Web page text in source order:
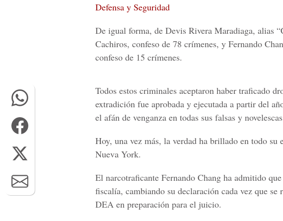
Defensa y Seguridad
De igual forma, de Devis Rivera Maradiaga, alias
Cachiros, confeso de 78 crímenes, y Fernando
confeso de 15 crímenes.
Todos estos criminales aceptaron haber traficado
extradición fue aprobada y ejecutada a partir del
el afán de venganza en todas sus falsas y
Hoy, una vez más, la verdad ha brillado en todo su
Nueva York.
El narcotraficante Fernando Chang ha admitido
fiscalía, cambiando su declaración cada vez que se
DEA en preparación para el juicio.